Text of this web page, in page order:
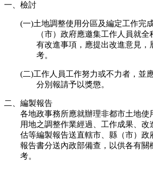
一、檢討
(一)土地調整使用分區及編定工作完
（市）政府應邀集工作人員就
有改進事項，應提出改進意見，
考。
(二)工作人員工作努力或不力者，並
分別報請予以獎懲。
二、編製報告
各地政事務所應就辦理非都市土地使
用地之調整作業經過、工作成果、改
估等編製報告送直轄市、縣（市）政
報告書分送內政部備查，以供各有關
考。